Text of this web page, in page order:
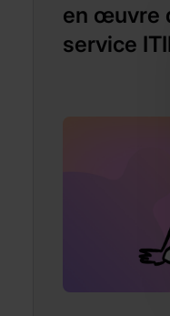
en œuvre
service